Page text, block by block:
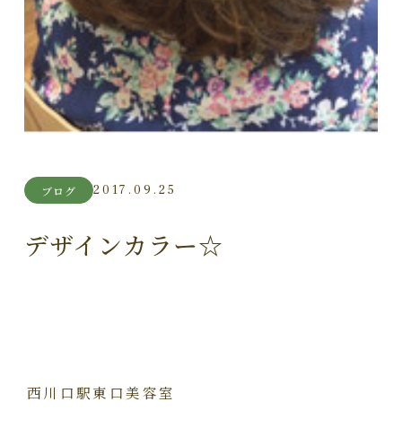
ブログ 2017.09.25
デザインカラー☆
西川口駅東口美容室